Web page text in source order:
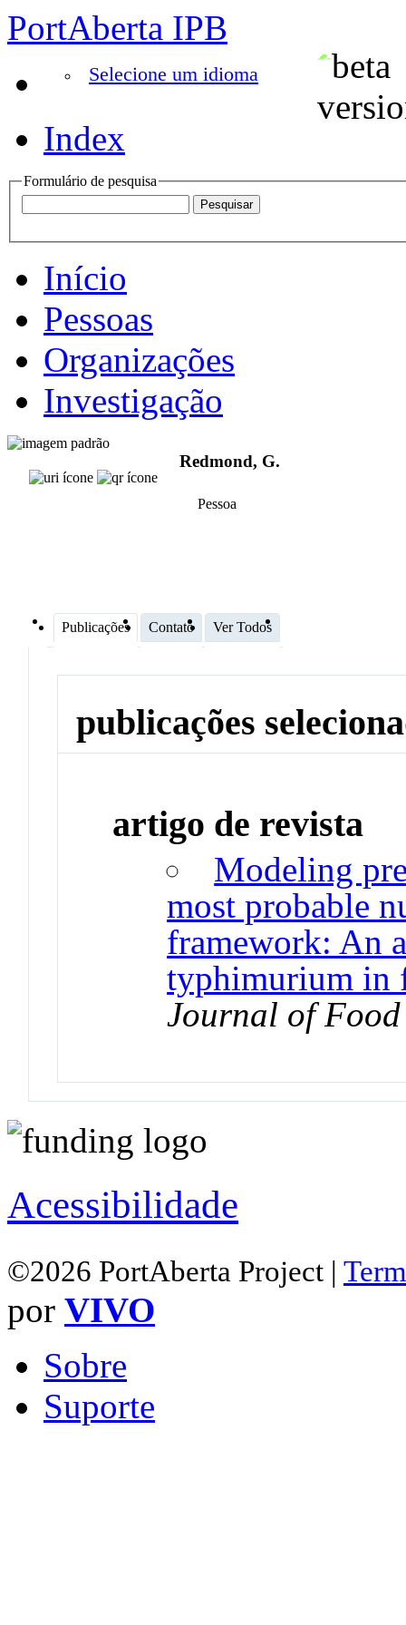
PortAberta IPB
Selecione um idioma
Index
Formulário de pesquisa
Início
Pessoas
Organizações
Investigação
Redmond, G.
Pessoa
Publicações Contato Ver Todos
publicações
artigo de revista
Modeling
most probable
framework: An
typhimurium in
Journal of
Acessibilidade
©2026 PortAberta Project |
por VIVO
Sobre
Suporte